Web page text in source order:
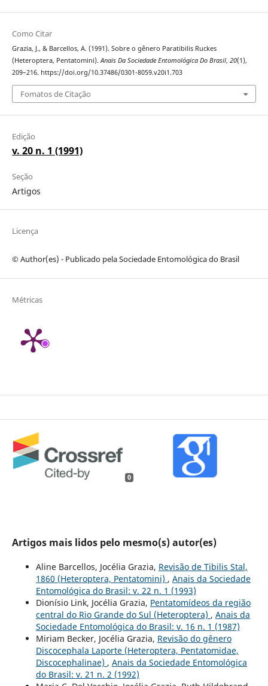
Como Citar
Grazia, J., & Barcellos, A. (1991). Sobre o gênero Paratibilis Ruckes
(Heteroptera, Pentatomini).Anais Da Sociedade Entomológica Do Brasil, 20(1),
209–216. https://doi.org/10.37486/0301-8059.v20i1.703
Fomatos de Citação
Edição
v. 20 n. 1 (1991)
Seção
Artigos
Licença
© Author(es) - Publicado pela Sociedade Entomológica do Brasil
Métricas
0
Artigos mais lidos pelo mesmo(s) autor(es)
Aline Barcellos, Jocélia Grazia, Revisão de Tibilis Stal,
1860 (Heteroptera, Pentatomini) , Anais da Sociedade
Entomológica do Brasil: v. 22 n. 1 (1993)
Dionísio Link, Jocélia Grazia, Pentatomídeos da região
central do Rio Grande do Sul (Heteroptera) , Anais da
Sociedade Entomológica do Brasil: v. 16 n. 1 (1987)
Miriam Becker, Jocélia Grazia, Revisão do gênero
Discocephala Laporte (Heteroptera, Pentatomidae,
Discocephalinae) , Anais da Sociedade Entomológica
do Brasil: v. 21 n. 2 (1992)